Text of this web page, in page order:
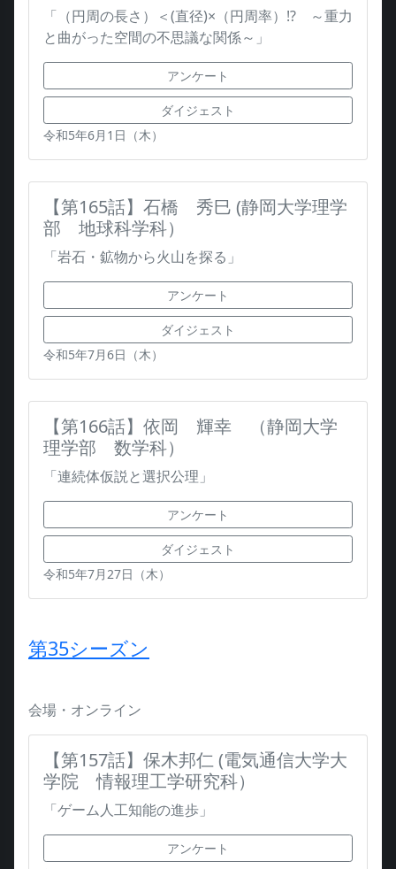
「（円周の長さ）＜(直径)×（円周率）!? ～重力
と曲がった空間の不思議な関係～」
アンケート
ダイジェスト
令和5年6月1日（木）
【第165話】石橋 秀巳 (静岡大学理学
部 地球科学科）
「岩石・鉱物から火山を探る」
アンケート
ダイジェスト
令和5年7月6日（木）
【第166話】依岡 輝幸 （静岡大学
理学部 数学科）
「連続体仮説と選択公理」
アンケート
ダイジェスト
令和5年7月27日（木）
第35シーズン
会場・オンライン
【第157話】保木邦仁 (電気通信大学大
学院 情報理工学研究科）
「ゲーム人工知能の進歩」
アンケート